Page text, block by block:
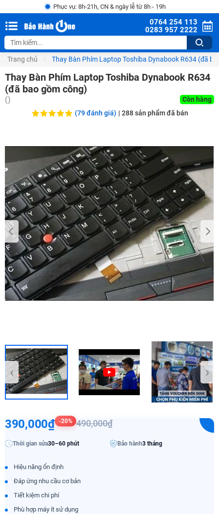
Phục vụ: 8h-21h, CN & ngày lễ từ 8h - 19h
0764 254 113
0283 957 2222
Trang chủ Thay Bàn Phím Laptop Toshiba Dynabook R634 (đã
Thay Bàn Phím Laptop Toshiba Dynabook R634
(đã bao gồm công)
()
Còn hàng
(79 đánh giá) | 288sản phẩm đã bán
‹ ›
390,000₫ -20% 490,000₫
Thời gian sửa30–60 phút Bảo hành3 tháng
Hiệu năng ổn định
Đáp ứng nhu cầu cơ bản
Tiết kiệm chi phí
Phù hợp máy ít sử dụng